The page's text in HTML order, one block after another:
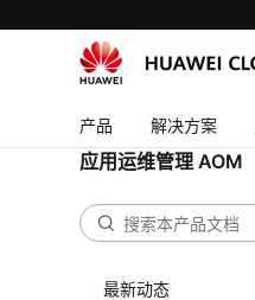
产品 解决方案
应用运维管理 AOM
最新动态